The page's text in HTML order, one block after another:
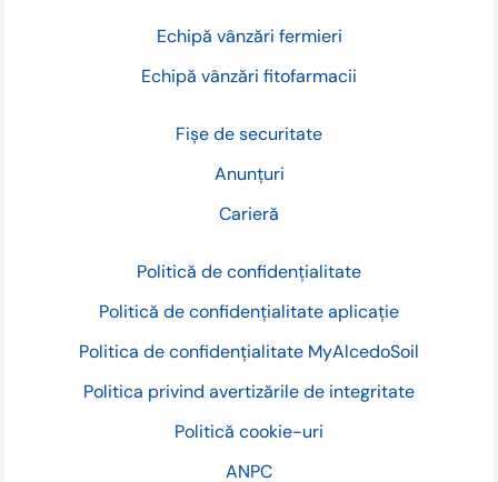
Fișe de securitate
Anunțuri
Carieră
Politică de confidențialitate
Politică de confidențialitate aplicație
Politica de confidențialitate MyAlcedoSoil
Politica privind avertizările de integritate
Politică cookie-uri
ANPC
Echipă vânzări fermieri
Echipă vânzări fitofarmacii